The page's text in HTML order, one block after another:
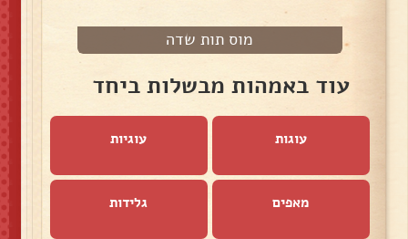
מוס תות שדה
עוד באמהות מבשלות ביחד
עוגות עוגיות
מאפים גלידות